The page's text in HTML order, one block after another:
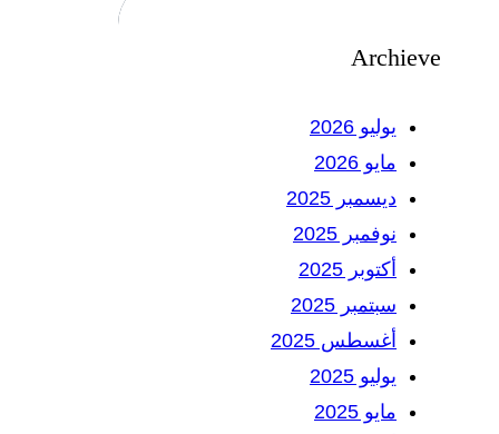
Archieve
يوليو 2026
مايو 2026
ديسمبر 2025
نوفمبر 2025
أكتوبر 2025
سبتمبر 2025
أغسطس 2025
يوليو 2025
مايو 2025